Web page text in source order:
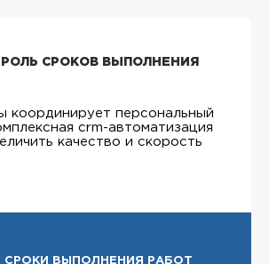
СРОКОВ ВЫПОЛНЕНИЯ
координирует персональный
crm-автоматизация
качество и скорость
СРОКИ ВЫПОЛНЕНИЯ РАБОТ